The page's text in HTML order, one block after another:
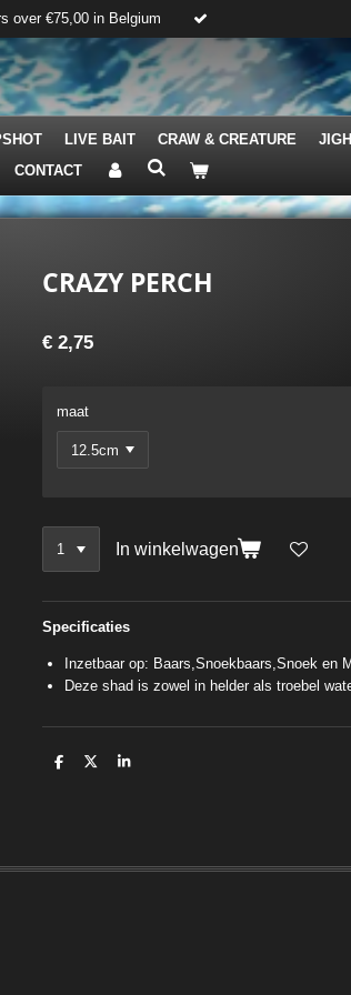
over €75,00 in Belgium
LIVE BAIT CRAW & CREATURE
CONTACT
CRAZY PERCH
€ 2,75
maat
In winkelwagen
Specificaties
Inzetbaar op: Baars,Snoekbaars,Snoek en
Deze shad is zowel in helder als troebel
D
D
S